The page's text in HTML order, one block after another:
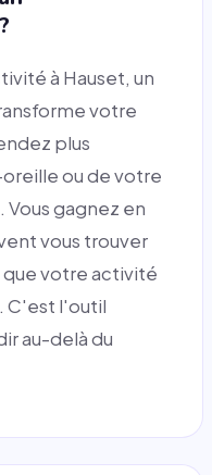
à Hauset, un
votre
plus
ou de votre
gagnez en
vous trouver
votre activité
C'est l'outil
au-delà du